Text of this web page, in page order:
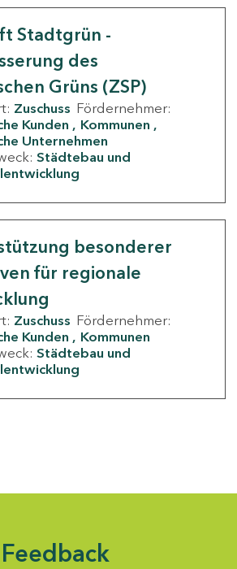
Stadtgrün -
des
Grüns (ZSP)
Zuschuss Fördernehmer:
Kunden
Kommunen
Unternehmen
Städtebau und
besonderer
für regionale
Zuschuss Fördernehmer:
Kunden
Kommunen
Städtebau und
Feedback